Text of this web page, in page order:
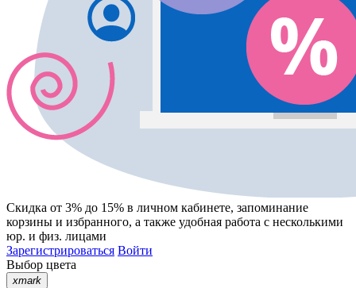
Скидка от 3% до 15% в личном кабинете, запоминание
корзины и избранного, а также удобная работа с несколькими
юр. и физ. лицами
Зарегистрироваться Войти
Выбор цвета
xmark